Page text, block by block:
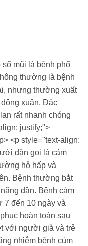
mũi là bệnh phổ
thường là bệnh
nhưng thường xuất
xuân. Đặc
rất nhanh chóng
justify;">
<p style="text-align:
dân gọi là cảm
hô hấp và
Bệnh thường bắt
dần. Bệnh cảm
7 đến 10 ngày và
hoàn toàn sau
với người già và trẻ
nhiễm bệnh cúm